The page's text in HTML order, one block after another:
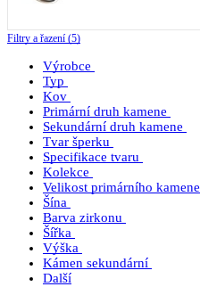
Filtry a řazení (5)
Výrobce
Typ
Kov
Primární druh kamene
Sekundární druh kamene
Tvar šperku
Specifikace tvaru
Kolekce
Velikost primárního kamene
Šína
Barva zirkonu
Šířka
Výška
Kámen sekundární
Další